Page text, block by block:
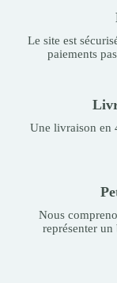
Le site est
paiements
Une livraison en
Nous
représenter